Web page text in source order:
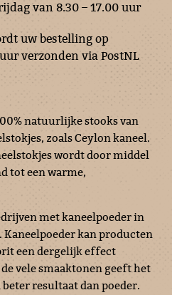
van 8.30 – 17.00 uur
uw bestelling op
verzonden via PostNL
natuurlijke stooks van
zoals Ceylon kaneel.
wordt door middel
tot een warme,
met kaneelpoeder in
kan producten
een dergelijk effect
vele smaaktonen geeft het
resultaat dan poeder.